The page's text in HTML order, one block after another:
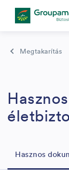
Megtakarítás
Hasznos